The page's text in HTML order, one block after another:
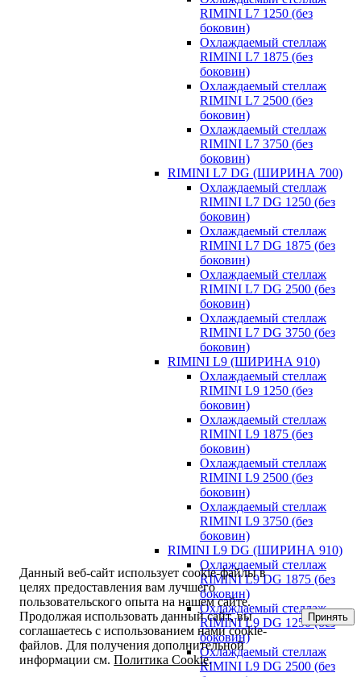
RIMINI L7 1250 (без
боковин)
Охлаждаемый стеллаж
RIMINI L7 1875 (без
боковин)
Охлаждаемый стеллаж
RIMINI L7 2500 (без
боковин)
Охлаждаемый стеллаж
RIMINI L7 3750 (без
боковин)
RIMINI L7 DG (ШИРИНА 700)
Охлаждаемый стеллаж
RIMINI L7 DG 1250 (без
боковин)
Охлаждаемый стеллаж
RIMINI L7 DG 1875 (без
боковин)
Охлаждаемый стеллаж
RIMINI L7 DG 2500 (без
боковин)
Охлаждаемый стеллаж
RIMINI L7 DG 3750 (без
боковин)
RIMINI L9 (ШИРИНА 910)
Охлаждаемый стеллаж
RIMINI L9 1250 (без
боковин)
Охлаждаемый стеллаж
RIMINI L9 1875 (без
боковин)
Охлаждаемый стеллаж
RIMINI L9 2500 (без
боковин)
Охлаждаемый стеллаж
RIMINI L9 3750 (без
боковин)
RIMINI L9 DG (ШИРИНА 910)
Охлаждаемый стеллаж
RIMINI L9 DG 1875 (без
боковин)
Охлаждаемый стеллаж
RIMINI L9 DG 1250 (без
боковин)
Охлаждаемый стеллаж
RIMINI L9 DG 2500 (без
Данный веб-сайт использует cookie-файлы в
целях предоставления вам лучшего
пользовательского опыта на нашем сайте.
Продолжая использовать данный сайт, вы
соглашаетесь с использованием нами cookie-
файлов. Для получения дополнительной
информации см.Политика Cookie.
Принять